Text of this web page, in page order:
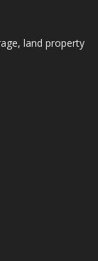
land property